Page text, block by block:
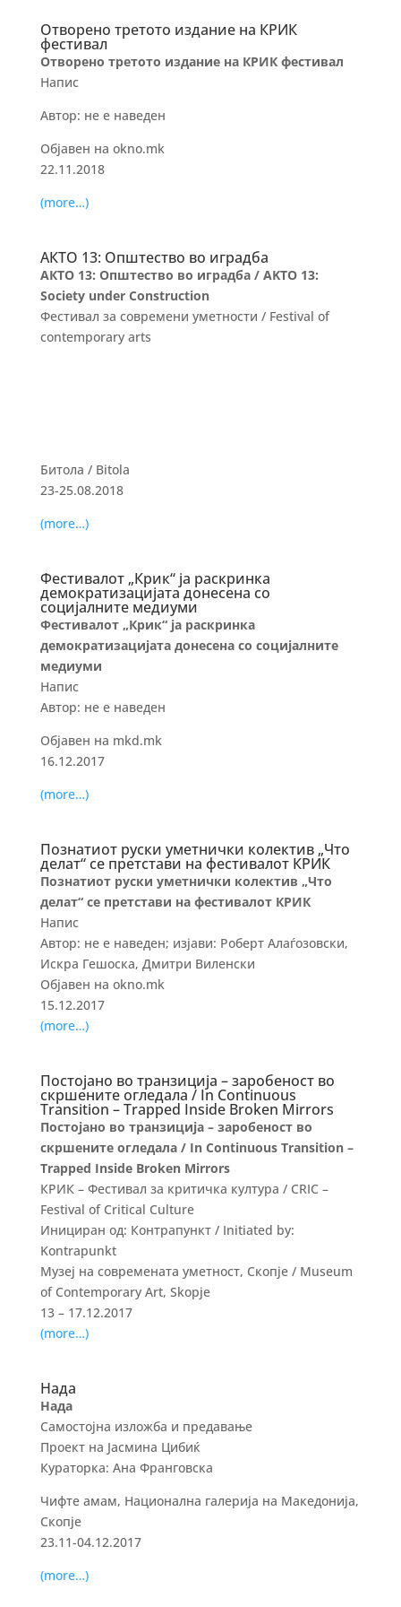
Отворено третото издание на КРИК
фестивал
Отворено третото издание на КРИК фестивал
Напис
Автор: не е наведен
Објавен на okno.mk
22.11.2018
(more…)
АКТО 13: Општество во иградба
АКТО 13: Општество во иградба / AKTO 13:
Society under Construction
Фестивал за современи уметности / Festival of
contemporary arts
Битола / Bitola
23-25.08.2018
(more…)
Фестивалот „Крик“ ја раскринка
демократизацијата донесена со
социјалните медиуми
Фестивалот „Крик“ ја раскринка
демократизацијата донесена со социјалните
медиуми
Напис
Автор: не е наведен
Објавен на mkd.mk
16.12.2017
(more…)
Познатиот руски уметнички колектив „Что
делат“ се претстави на фестивалот КРИК
Познатиот руски уметнички колектив „Что
делат“ се претстави на фестивалот КРИК
Напис
Автор: не е наведен; изјави: Роберт Алаѓозовски,
Искра Гешоска, Дмитри Виленски
Објавен на okno.mk
15.12.2017
(more…)
Постојано во транзиција – заробеност во
скршените огледала / In Continuous
Transition – Trapped Inside Broken Mirrors
Постојано во транзиција – заробеност во
скршените огледала / In Continuous Transition –
Trapped Inside Broken Mirrors
КРИК – Фестивал за критичка култура / CRIC –
Festival of Critical Culture
Инициран од: Контрапункт / Initiated by:
Kontrapunkt
Музеј на современата уметност, Скопје / Museum
of Contemporary Art, Skopje
13 – 17.12.2017
(more…)
Нада
Нада
Самостојна изложба и предавање
Проект на Јасмина Цибиќ
Кураторка: Ана Франговска
Чифте амам, Национална галерија на Македонија,
Скопје
23.11-04.12.2017
(more…)